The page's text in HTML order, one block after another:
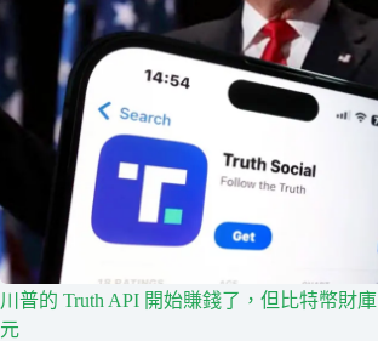
川普的 Truth API 開始賺錢了，但比特幣財
元